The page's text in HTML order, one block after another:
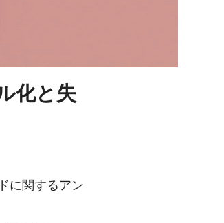
化と失
に関するアン